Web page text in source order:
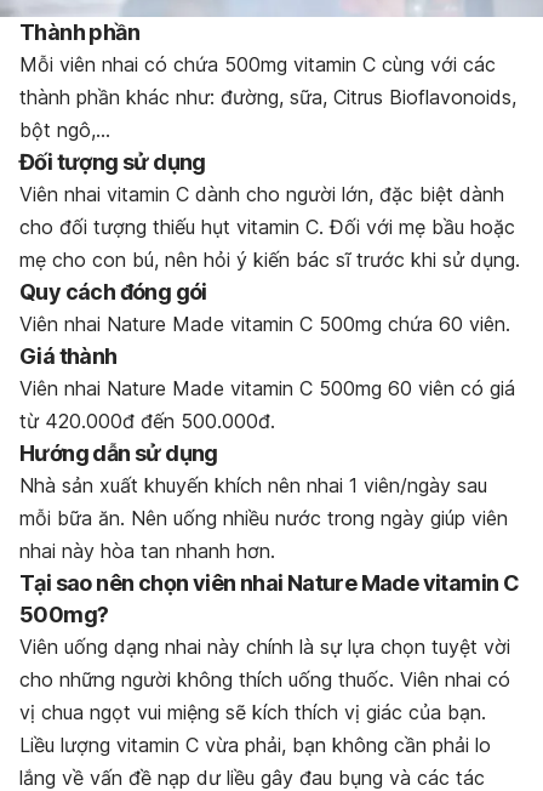
Thành phần
Mỗi viên nhai có chứa 500mg vitamin C cùng với các
thành phần khác như: đường, sữa, Citrus Bioflavonoids,
bột ngô,…
Đối tượng sử dụng
Viên nhai vitamin C dành cho người lớn, đặc biệt dành
cho đối tượng thiếu hụt vitamin C. Đối với mẹ bầu hoặc
mẹ cho con bú, nên hỏi ý kiến bác sĩ trước khi sử dụng.
Quy cách đóng gói
Viên nhai Nature Made vitamin C 500mg chứa 60 viên.
Giá thành
Viên nhai Nature Made vitamin C 500mg 60 viên có giá
từ 420.000đ đến 500.000đ.
Hướng dẫn sử dụng
Nhà sản xuất khuyến khích nên nhai 1 viên/ngày sau
mỗi bữa ăn. Nên uống nhiều nước trong ngày giúp viên
nhai này hòa tan nhanh hơn.
Tại sao nên chọn viên nhai Nature Made vitamin C
500mg?
Viên uống dạng nhai này chính là sự lựa chọn tuyệt vời
cho những người không thích uống thuốc. Viên nhai có
vị chua ngọt vui miệng sẽ kích thích vị giác của bạn.
Liều lượng vitamin C vừa phải, bạn không cần phải lo
lắng về vấn đề nạp dư liều gây đau bụng và các tác